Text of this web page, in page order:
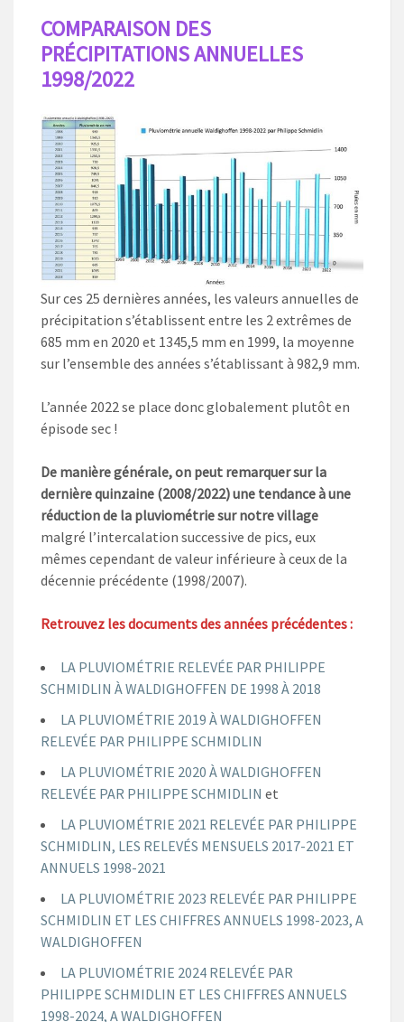
COMPARAISON DES
PRÉCIPITATIONS ANNUELLES
1998/2022
Sur ces 25 dernières années, les valeurs annuelles de
précipitation s’établissent entre les 2 extrêmes de
685 mm en 2020 et 1345,5 mm en 1999, la moyenne
sur l’ensemble des années s’établissant à 982,9 mm.
L’année 2022 se place donc globalement plutôt en
épisode sec !
De manière générale, on peut remarquer sur la
dernière quinzaine (2008/2022) une tendance à une
réduction de la pluviométrie sur notre village
malgré l’intercalation successive de pics, eux
mêmes cependant de valeur inférieure à ceux de la
décennie précédente (1998/2007).
Retrouvez les documents des années précédentes :
LA PLUVIOMÉTRIE RELEVÉE PAR PHILIPPE
SCHMIDLIN À WALDIGHOFFEN DE 1998 À 2018
LA PLUVIOMÉTRIE 2019 À WALDIGHOFFEN
RELEVÉE PAR PHILIPPE SCHMIDLIN
LA PLUVIOMÉTRIE 2020 À WALDIGHOFFEN
RELEVÉE PAR PHILIPPE SCHMIDLIN et
LA PLUVIOMÉTRIE 2021 RELEVÉE PAR PHILIPPE
SCHMIDLIN, LES RELEVÉS MENSUELS 2017-2021 ET
ANNUELS 1998-2021
LA PLUVIOMÉTRIE 2023 RELEVÉE PAR PHILIPPE
SCHMIDLIN ET LES CHIFFRES ANNUELS 1998-2023, A
WALDIGHOFFEN
LA PLUVIOMÉTRIE 2024 RELEVÉE PAR
PHILIPPE SCHMIDLIN ET LES CHIFFRES ANNUELS
1998-2024, A WALDIGHOFFEN